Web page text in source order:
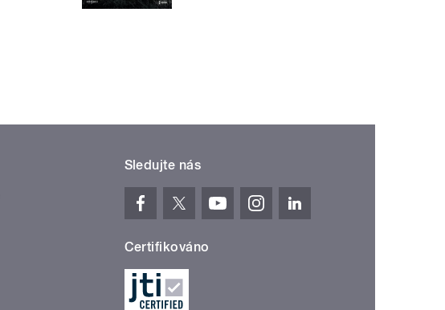
Sledujte nás
Certifikováno